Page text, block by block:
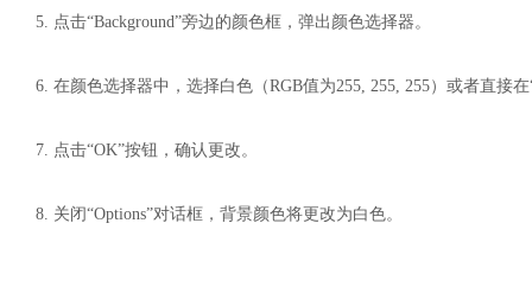
5. 点击“Background”旁边的颜色框，弹出颜色选择器。
6. 在颜色选择器中，选择白色（RGB值为255, 255, 255）或者直接
7. 点击“OK”按钮，确认更改。
8. 关闭“Options”对话框，背景颜色将更改为白色。